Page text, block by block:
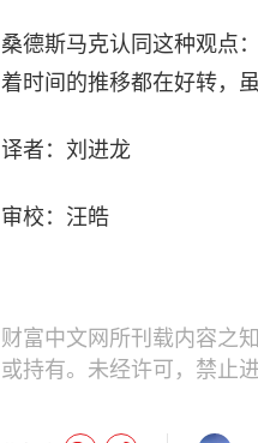
桑德斯马克认同这种观点
着时间的推移都在好转，
译者：刘进龙
审校：汪皓
财富中文网所刊载内容之
或持有。未经许可，禁止